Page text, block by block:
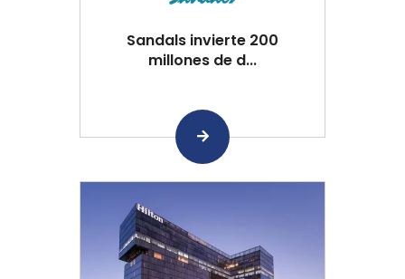
Sandals invierte 200
millones de d...